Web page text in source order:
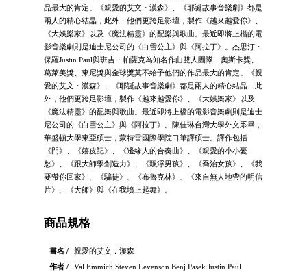
品最大的肯定。《親愛的艾文・漢森》、《耶誕故事音樂劇》都是
兩人的精心結晶，此外，他們更跨足影壇，製作《越來越愛你》、
《大娛樂家》以及《魔法精靈》的配樂與歌曲。最近即將上檔的電
影音樂劇則是迪士尼公司的《白雪公主》與《阿拉丁》。杰思汀・
保羅Justin Paul與班吉・帕薩克為知名作曲雙人團隊，奧斯卡獎、
葛萊美獎、東尼獎與金球獎莫不給予他們的作品最大的肯定。《親
愛的艾文・漢森》、《耶誕故事音樂劇》都是兩人的精心結晶，此
外，他們更跨足影壇，製作《越來越愛你》、《大娛樂家》以及
《魔法精靈》的配樂與歌曲。最近即將上檔的電影音樂劇則是迪士
尼公司的《白雪公主》與《阿拉丁》。陳佳琳台灣大學外文系畢，
華盛頓大學東亞碩士，蒙特雷國際學院口筆譯碩士。譯作包括
《門》、《嬉皮記》、《邊緣人的合奏曲》、《親愛的小小憂
愁》、《跟大師學創造力》、《飄浮男孩》、《喬治女孩》、《我
要帶你回家》、《騙徒》、《布魯克林》、《來自無人地帶的明信
片》、《大師》與《在我墳上起舞》。
商品規格
書名 /
親愛的艾文．漢森
作者 /
Val Emmich Steven Levenson Benj Pasek Justin Paul